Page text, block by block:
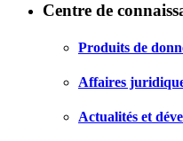
Centre de
Produits de
Affaires
Actualités et